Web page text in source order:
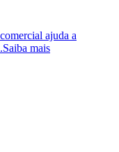
ajuda a
Saiba mais